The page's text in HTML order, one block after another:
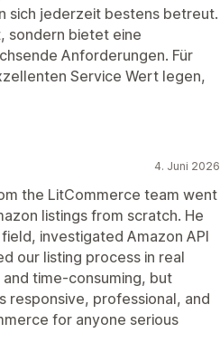
sich jederzeit bestens betreut.
sondern bietet eine
Anforderungen. Für
Service Wert legen,
4. Juni 2026
the LitCommerce team went
listings from scratch. He
investigated Amazon API
our listing process in real
time-consuming, but
responsive, professional, and
for anyone serious